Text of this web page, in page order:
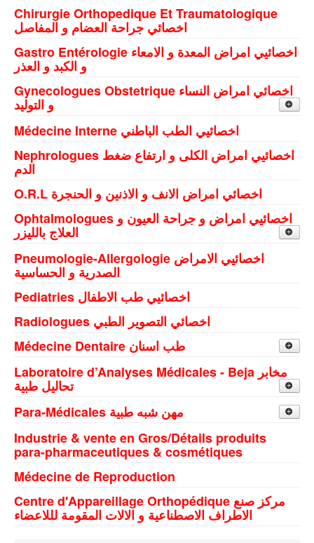
Testour
Thibar
Zahret Medien (Amdoun)
Chirurgie Orthopedique Et Traumatologique
اخصائي جراحة العضام و المفاصل
Gastro Entérologie اخصائيي امراض المعدة و الامعاء
و الكبد و العذر
Gynecologues Obstetrique اخصائي امراض النساء
و التوليد
Medjez El Bab
Beja
Médecine Interne اخصائيي الطب الباطني
Nephrologues اخصائيي امراض الكلى و ارتفاع ضغط
الدم
O.R.L اخصائي امراض الانف و الاذنين و الحنجرة
Ophtalmologues اخصائيي امراض و جراحة العيون و
العلاج بالليزر
Beja
Medjez El Bab
Pneumologie-Allergologie اخصائيي الامراض
الصدرية و الحساسية
Pediatries اخصائيي طب الاطفال
Radiologues اخصائي التصوير الطبي
Médecine Dentaire طب اسنان
Médecins Dentistes اطباء اسنان
Beja
Medjez El Bab
Laboratoire d’Analyses Médicales - Beja مخابر
تحاليل طبية
Beja
Medjez El Bab
Para-Médicales مهن شبه طبية
Kinesitherapeute اخصائي علاج طبيعي و تقويم
الاعضاء
Medjez El Bab
Beja
Ergotherapeute اخصائيي التاهيل الوظيفي
Industrie & vente en Gros/Détails produits
para-pharmaceutiques & cosmétiques
Médecine de Reproduction
Centre d'Appareillage Orthopédique مركز صنع
الاطراف الاصطناعية و الالات المقومة لللاعضاء